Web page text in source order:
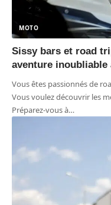
MOTO
Sissy bars et road
aventure inoubliable
Vous êtes passionnés de
Vous voulez découvrir les
Préparez-vous à…